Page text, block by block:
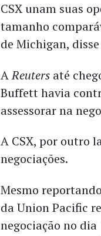
CSX unam suas
tamanho
de Michigan,
AReuters até
Buffett havia
assessorar na
A CSX, por outro
negociações.
Mesmo
da Union Pacific
negociação no